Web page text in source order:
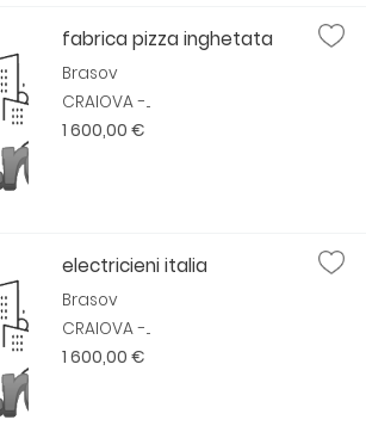
fabrica pizza inghetata
Brasov
CRAIOVA -...
1 600,00 €
electricieni italia
Brasov
CRAIOVA -...
1 600,00 €